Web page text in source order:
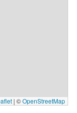
| ©OpenStreetMap